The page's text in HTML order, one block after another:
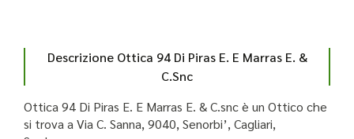
Descrizione Ottica 94 Di Piras E. E Marras E. &
C.Snc
Ottica 94 Di Piras E. E Marras E. & C.snc è un Ottico che
si trova a Via C. Sanna, 9040, Senorbi’, Cagliari,